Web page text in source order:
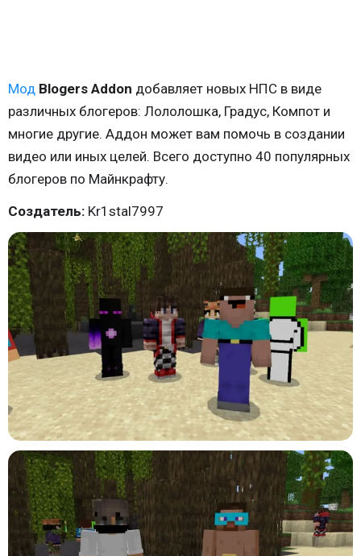
Мод Blogers Addon добавляет новых НПС в виде
различных блогеров: Лололошка, Градус, Компот и
многие другие. Аддон может вам помочь в создании
видео или иных целей. Всего доступно 40 популярных
блогеров по Майнкрафту.
Создатель: Kr1stal7997